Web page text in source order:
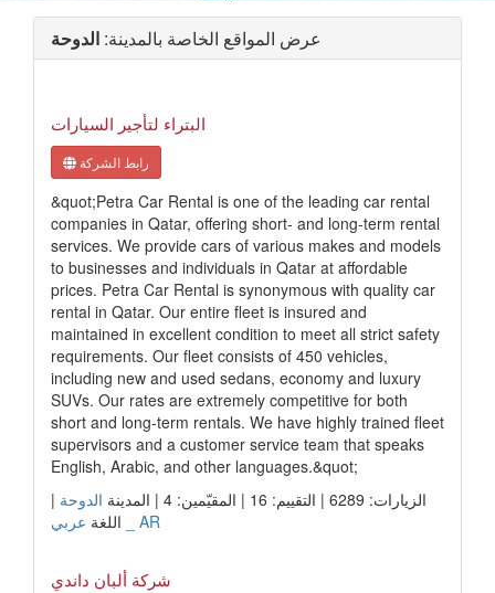
عرض المواقع الخاصة بالمدينة: الدوحة
البتراء لتأجير السيارات
رابط الشركة
&quot;Petra Car Rental is one of the leading car rental
companies in Qatar, offering short- and long-term rental
services. We provide cars of various makes and models
to businesses and individuals in Qatar at affordable
prices. Petra Car Rental is synonymous with quality car
rental in Qatar. Our entire fleet is insured and
maintained in excellent condition to meet all strict safety
requirements. Our fleet consists of 450 vehicles,
including new and used sedans, economy and luxury
SUVs. Our rates are extremely competitive for both
short and long-term rentals. We have highly trained fleet
supervisors and a customer service team that speaks
English, Arabic, and other languages.&quot;
الزيارات: 6289 | التقييم: 16 | المقيّمين: 4 | المدينة
الدوحة |
اللغة عربي _ AR
شركة ألبان داندي